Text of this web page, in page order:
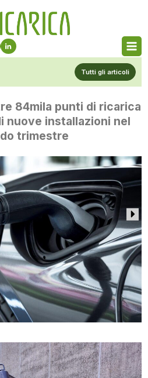
Tutti gli articoli
84mila punti di ricarica
nuove installazioni nel
trimestre